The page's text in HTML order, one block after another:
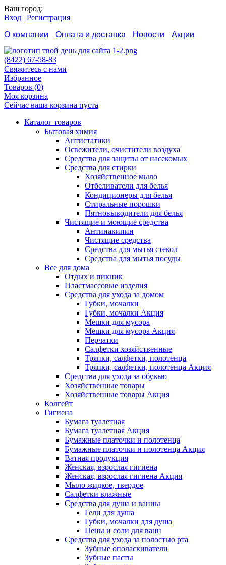
Ваш город:
Вход | Регистрация
О компании
Оплата и доставка Новости
Акции
Контакты
Как сделать заказ
Отзывы
(8422) 67-58-83
Свяжитесь с нами
Избранное
Товаров (0)
Моя корзина
Сейчас ваша корзина пуста
Каталог товаров
Бытовая химия
Антистатики
Освежители, очистители воздуха
Средства для защиты от насекомых
Средства для стирки
Хозяйственное мыло
Отбеливатели для белья
Кондиционеры для белья
Стиральные порошки
Пятновыводители для белья
Чистящие и моющие средства
Антинакипин
Чистящие средства
Средства для мытья стекол
Средства для мытья посуды
Все для дома
Отдых и пикник
Пластмассовые изделия
Средства для ухода за домом
Губки, мочалки
Губки, мочалки Акция
Мешки для мусора
Мешки для мусора Акция
Перчатки
Салфетки хозяйственные
Тряпки, салфетки, полотенца
Тряпки, салфетки, полотенца Акция
Средства для ухода за обувью
Хозяйственные товары
Хозяйственные товары Акция
Колгейт
Гигиена
Бумага туалетная
Бумага туалетная Акция
Бумажные платочки и полотенца
Бумажные платочки и полотенца Акция
Ватная продукция
Женская, взрослая гигиена
Женская, взрослая гигиена Акция
Мыло жидкое, твердое
Салфетки влажные
Средства для душа и ванны
Гели для душа
Губки, мочалки для душа
Пены и соли для ванн
Средства для ухода за полостью рта
Зубные ополаскиватели
Зубные пасты